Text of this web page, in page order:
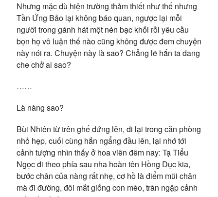
Nhưng mặc dù hiện trường thảm thiết như thế nhưng
Tần Ứng Bảo lại không báo quan, ngược lại mỗi
người trong gánh hát một nén bạc khối rồi yêu cầu
bọn họ vô luận thế nào cũng không được đem chuyện
này nói ra. Chuyện này là sao? Chẳng lẽ hắn ta đang
che chở ai sao?
……
Là nàng sao?
Bùi Nhiên từ trên ghế đứng lên, đi lại trong căn phòng
nhỏ hẹp, cuối cùng hắn ngẩng đầu lên, lại nhớ tới
cảnh tượng nhìn thấy ở hoa viên đêm nay: Tạ Tiểu
Ngọc đi theo phía sau nha hoàn tên Hồng Dục kia,
bước chân của nàng rất nhẹ, cơ hồ là điểm mũi chân
mà đi đường, đôi mắt giống con mèo, tràn ngập cảnh